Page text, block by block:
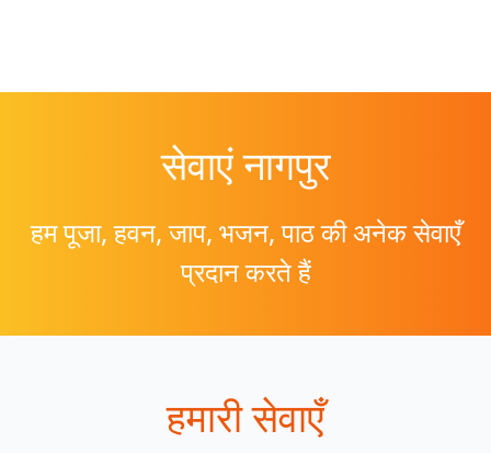
सेवाएंनागपुर
हम पूजा, हवन, जाप, भजन, पाठ की अनेक सेवाएँ
प्रदान करते हैं
हमारी सेवाएँ